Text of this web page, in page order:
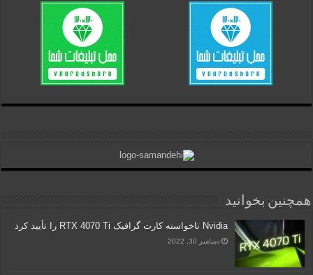
همچنین بخوانید
Nvidia ناخواسته کارت گرافیک RTX 4070 Ti را تأیید کرد
دسامبر 30, 2022